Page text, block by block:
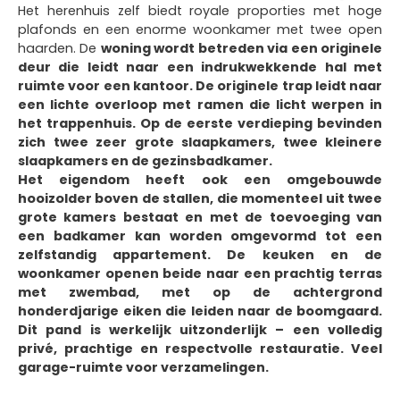
Het herenhuis zelf biedt royale proporties met hoge
plafonds en een enorme woonkamer met twee open
haarden. De woning wordt betreden via een originele
deur die leidt naar een indrukwekkende hal met
ruimte voor een kantoor. De originele trap leidt naar
een lichte overloop met ramen die licht werpen in
het trappenhuis. Op de eerste verdieping bevinden
zich twee zeer grote slaapkamers, twee kleinere
slaapkamers en de gezinsbadkamer.
Het eigendom heeft ook een omgebouwde
hooizolder boven de stallen, die momenteel uit twee
grote kamers bestaat en met de toevoeging van
een badkamer kan worden omgevormd tot een
zelfstandig appartement. De keuken en de
woonkamer openen beide naar een prachtig terras
met zwembad, met op de achtergrond
honderdjarige eiken die leiden naar de boomgaard.
Dit pand is werkelijk uitzonderlijk – een volledig
privé, prachtige en respectvolle restauratie. Veel
garage-ruimte voor verzamelingen.